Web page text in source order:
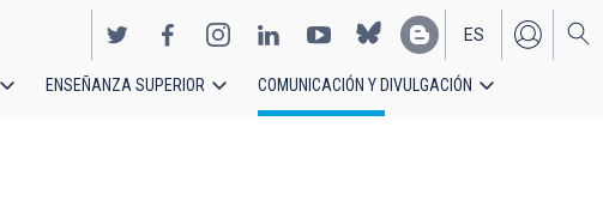
EN
ES
ENSEÑANZA SUPERIOR COMUNICACIÓN Y DIVULGACIÓN